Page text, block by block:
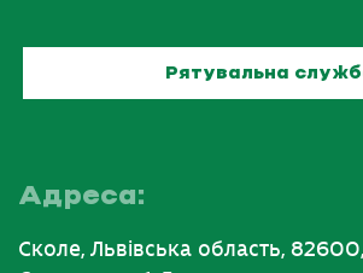
Рятувальна
Адреса:
Сколе, Львівська область,